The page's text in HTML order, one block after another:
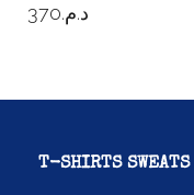
د.م.370
T-SHIRTS SWEATS